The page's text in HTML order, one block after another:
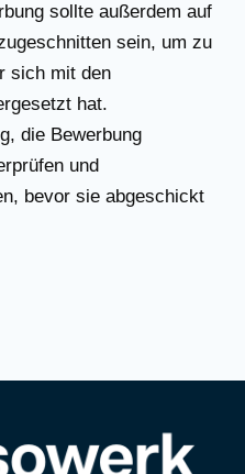
sollte außerdem auf
sein, um zu
sich mit den
hat.
die Bewerbung
und
bevor sie abgeschickt